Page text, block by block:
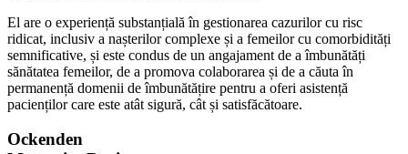
El are o experiență substanțială în gestionarea cazurilor cu risc
ridicat, inclusiv a nașterilor complexe și a femeilor cu comorbidități
semnificative, și este condus de un angajament de a îmbunătăți
sănătatea femeilor, de a promova colaborarea și de a căuta în
permanență domenii de îmbunătățire pentru a oferi asistență
pacienților care este atât sigură, cât și satisfăcătoare.
Ockenden